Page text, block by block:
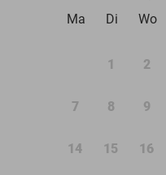
Ma
Di Wo
1 2
7 8 9
14 15 16